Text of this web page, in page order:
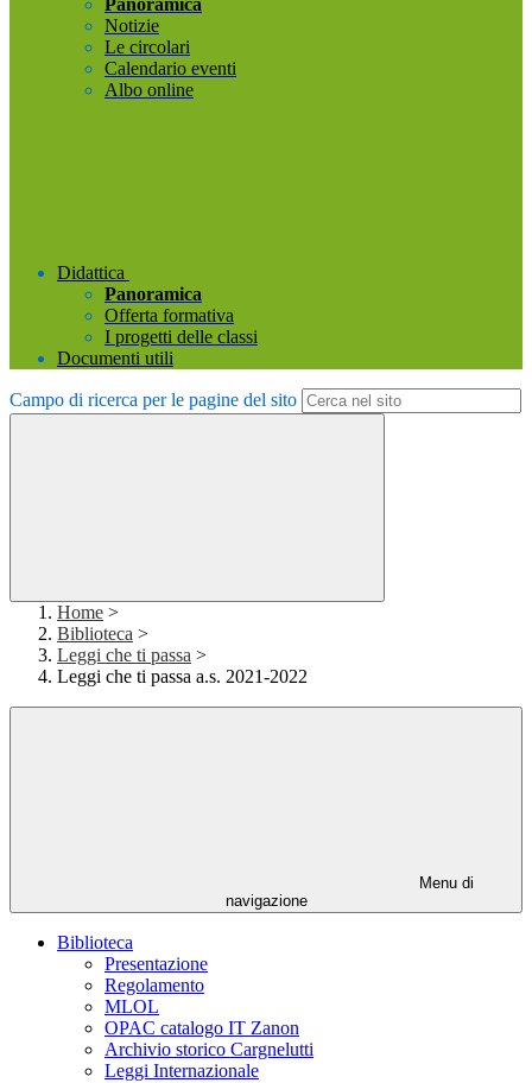
Panoramica
Notizie
Le circolari
Calendario eventi
Albo online
Didattica
Panoramica
Offerta formativa
I progetti delle classi
Documenti utili
Campo di ricerca per le pagine del sito
Home >
Biblioteca >
Leggi che ti passa >
Leggi che ti passa a.s. 2021-2022
Menu di
navigazione
Biblioteca
Presentazione
Regolamento
MLOL
OPAC catalogo IT Zanon
Archivio storico Cargnelutti
Leggi Internazionale